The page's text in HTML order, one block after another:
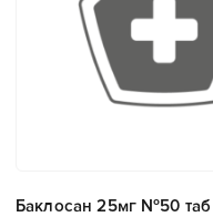
Баклосан 25мг №50 таб